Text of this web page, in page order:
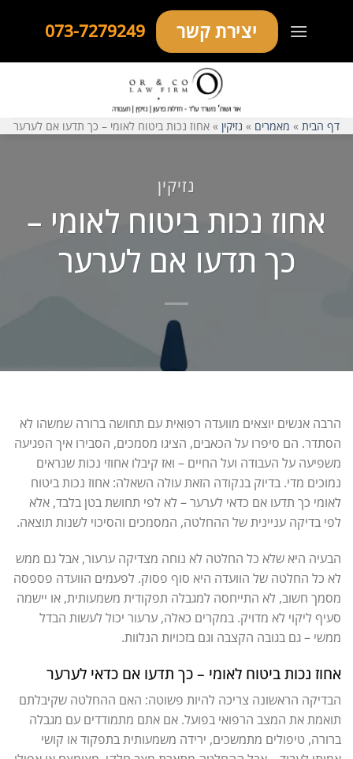
יצירת קשר 073-7279249
דף הבית » מאמרים » נזיקין » אחוז נכות ביטוח לאומי – כך תדעו אם לערער
נזיקין
אחוז נכות ביטוח לאומי –
כך תדעו אם לערער
הרבה אנשים יוצאים מוועדה רפואית עם תחושה ברורה שמשהו לא
הסתדר. הם סיפרו על הכאבים, הציגו מסמכים, הסבירו איך הפגיעה
משפיעה על העבודה ועל החיים – ואז קיבלו אחוזי נכות שנראים
נמוכים מדי. בדיוק בנקודה הזאת עולה השאלה: אחוז נכות ביטוח
לאומי כך תדעו אם כדאי לערער – לא לפי תחושת בטן בלבד, אלא
לפי בדיקה עניינית של ההחלטה, המסמכים והסיכוי לשנות תוצאה.
הבעיה היא שלא כל החלטה לא נוחה מצדיקה ערעור, אבל גם ממש
לא כל החלטה של הוועדה היא סוף פסוק. לפעמים הוועדה פספסה
מסמך חשוב, לא התייחסה למגבלה תפקודית משמעותית, או יישמה
סעיף ליקוי לא מדויק. במקרים כאלה, ערעור יכול לעשות הבדל
ממשי – גם בגובה הקצבה וגם בזכויות הנלוות.
אחוז נכות ביטוח לאומי – כך תדעו אם כדאי לערער
הבדיקה הראשונה צריכה להיות פשוטה: האם ההחלטה שקיבלתם
תואמת את המצב הרפואי בפועל. אם אתם מתמודדים עם מגבלה
ברורה, טיפולים מתמשכים, ירידה משמעותית בתפקוד או קושי